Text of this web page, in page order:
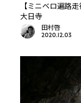
【ミニベロ遍路
大日寺
田村啓
2020.12.03